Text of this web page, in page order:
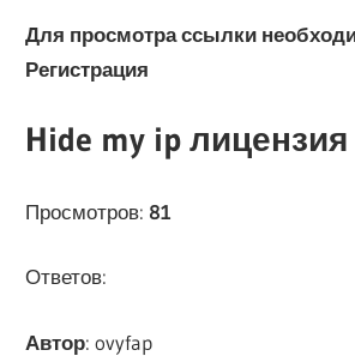
Для просмотра ссылки
Регистрация
Hide my ip лицензия
Просмотров: 81
Ответов:
Автор: ovyfap